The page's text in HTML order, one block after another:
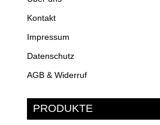
Kontakt
Impressum
Datenschutz
AGB & Widerruf
PRODUKTE